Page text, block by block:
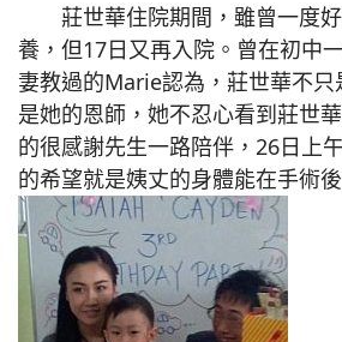
莊世華住院期間，雖曾一度好
養，但17日又再入院。曾在初中
妻教過的Marie認為，莊世華不
是她的恩師，她不忍心看到莊世
的很感謝先生一路陪伴，26日上
的希望就是姨丈的身體能在手術